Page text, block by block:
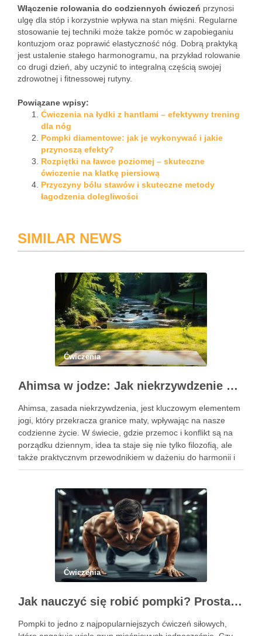
Włączenie rolowania do codziennych ćwiczeń przynosi
ulgę dla stóp i korzystnie wpływa na stan mięśni. Regularne
stosowanie tej techniki może także pomóc w zapobieganiu
kontuzjom oraz poprawić elastyczność nóg. Dobrą praktyką
jest ustalenie stałego harmonogramu, na przykład rolowanie
co drugi dzień, aby uczynić to integralną częścią swojej
zdrowotnej i fitnessowej rutyny.
Powiązane wpisy:
Ćwiczenia na łydki z hantlami – efektywny trening
dla nóg
Pompki diamentowe: jak je wykonywać i jakie
przynoszą efekty?
Rozpiętki na ławce poziomej – skuteczne
ćwiczenie na klatkę piersiową
Przyczyny bólu stawów i skuteczne metody
łagodzenia dolegliwości
SIMILAR NEWS
Ćwiczenia
Ahimsa w jodze: Jak niekrzywdzenie wpływa na nasze życie?
Ahimsa, zasada niekrzywdzenia, jest kluczowym elementem
jogi, który przekracza granice maty, wpływając na nasze
codzienne życie. W świecie, gdzie przemoc i konflikt są na
porządku dziennym, idea ta staje się nie tylko filozofią, ale
także praktycznym przewodnikiem w dążeniu do harmonii i
pokoju. Ahimsa uczy nas szacunku do siebie i …
Ćwiczenia
Jak nauczyć się robić pompki? Prosta technika dla początkujących
Pompki to jedno z najpopularniejszych ćwiczeń siłowych,